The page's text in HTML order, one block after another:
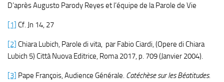
D’après Augusto Parody Reyes et l’équipe de la Parole de Vie
[1] Cf. Jn 14, 27
[2] Chiara Lubich, Parole di vita, par Fabio Ciardi, (Opere di Chiara
Lubich 5) Città Nuova Editrice, Roma 2017, p. 709 (Janvier 2004).
[3] Pape François, Audience Générale. Catéchèse sur les Béatitudes.